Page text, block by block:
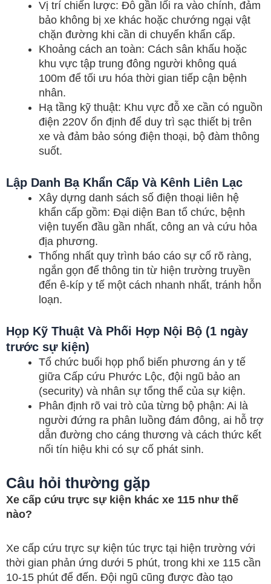
Vị trí chiến lược: Đỗ gần lối ra vào chính, đảm
bảo không bị xe khác hoặc chướng ngại vật
chặn đường khi cần di chuyển khẩn cấp.
Khoảng cách an toàn: Cách sân khấu hoặc
khu vực tập trung đông người không quá
100m để tối ưu hóa thời gian tiếp cận bệnh
nhân.
Hạ tầng kỹ thuật: Khu vực đỗ xe cần có nguồn
điện 220V ổn định để duy trì sạc thiết bị trên
xe và đảm bảo sóng điện thoại, bộ đàm thông
suốt.
Lập Danh Bạ Khẩn Cấp Và Kênh Liên Lạc
Xây dựng danh sách số điện thoại liên hệ
khẩn cấp gồm: Đại diện Ban tổ chức, bệnh
viện tuyến đầu gần nhất, công an và cứu hỏa
địa phương.
Thống nhất quy trình báo cáo sự cố rõ ràng,
ngắn gọn để thông tin từ hiện trường truyền
đến ê-kíp y tế một cách nhanh nhất, tránh hỗn
loạn.
Họp Kỹ Thuật Và Phối Hợp Nội Bộ (1 ngày
trước sự kiện)
Tổ chức buổi họp phổ biến phương án y tế
giữa Cấp cứu Phước Lộc, đội ngũ bảo an
(security) và nhân sự tổng thể của sự kiện.
Phân định rõ vai trò của từng bộ phận: Ai là
người đứng ra phân luồng đám đông, ai hỗ trợ
dẫn đường cho cáng thương và cách thức kết
nối tín hiệu khi có sự cố phát sinh.
Câu hỏi thường gặp
Xe cấp cứu trực sự kiện khác xe 115 như thế
nào?
Xe cấp cứu trực sự kiện túc trực tại hiện trường với
thời gian phản ứng dưới 5 phút, trong khi xe 115 cần
10-15 phút để đến. Đội ngũ cũng được đào tạo